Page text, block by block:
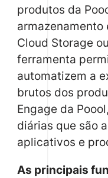
produtos da
armazenamento
Cloud Storage
ferramenta
automatizem a
brutos dos
Engage da
diárias que são
aplicativos e
As principais